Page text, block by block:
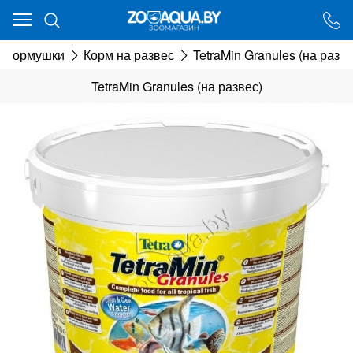
кормушки Корм на развес
TetraMin Granules (на
TetraMin Granules (на развес)
Ваш город - Минск,
ДА НЕТ